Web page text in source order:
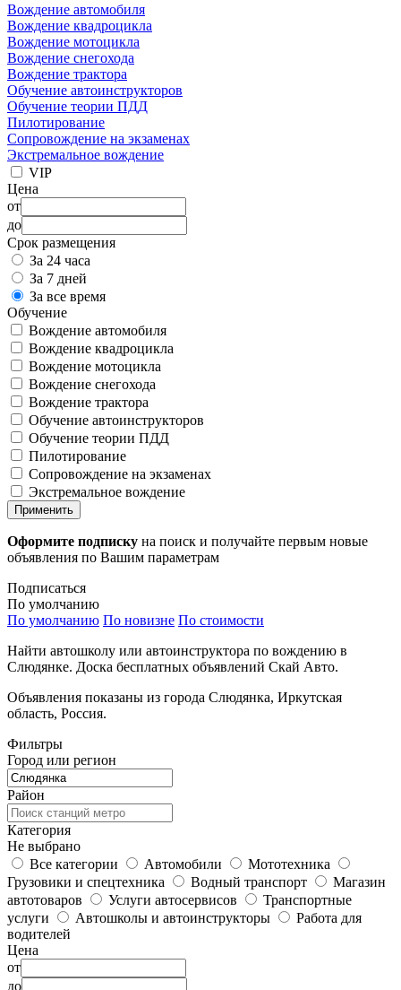
Вождение автомобиля
Вождение квадроцикла
Вождение мотоцикла
Вождение снегохода
Вождение трактора
Обучение автоинструкторов
Обучение теории ПДД
Пилотирование
Сопровождение на экзаменах
Экстремальное вождение
VIP
Цена
от
до
Срок размещения
За 24 часа
За 7 дней
За все время
Обучение
Вождение автомобиля
Вождение квадроцикла
Вождение мотоцикла
Вождение снегохода
Вождение трактора
Обучение автоинструкторов
Обучение теории ПДД
Пилотирование
Сопровождение на экзаменах
Экстремальное вождение
Применить
Оформите подписку на поиск и получайте первым новые
объявления по Вашим параметрам
Подписаться
По умолчанию
По умолчанию По новизне По стоимости
Найти автошколу или автоинструктора по вождению в
Слюдянке. Доска бесплатных объявлений Скай Авто.
Объявления показаны из города Слюдянка, Иркутская
область, Россия.
Фильтры
Город или регион
Район
Категория
Не выбрано
Все категории
Автомобили
Мототехника
Грузовики и спецтехника
Водный транспорт
Магазин
автотоваров
Услуги автосервисов
Транспортные
услуги
Автошколы и автоинструкторы
Работа для
водителей
Цена
от
до